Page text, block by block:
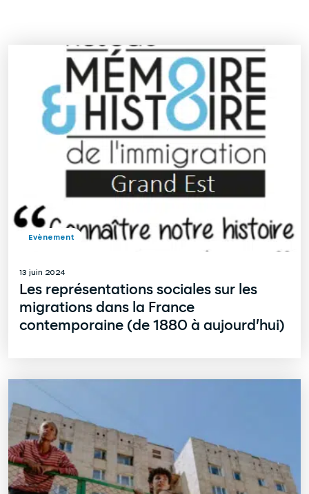
13 juin 2024
Les représentations sociales sur les
migrations dans la France
contemporaine (de 1880 à aujourd’hui)
Evènement